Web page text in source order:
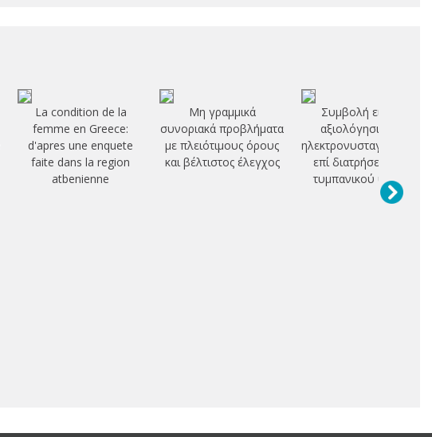
La condition de la
femme en Greece:
d'apres une enquete
faite dans la region
atbenienne
Μη γραμμικά
συνοριακά προβλήματα
με πλειότιμους όρους
και βέλτιστος έλεγχος
Συμβολή εις την
αξιολόγησιν του
επί διατρήσεως του
τυμπανικού υμένος